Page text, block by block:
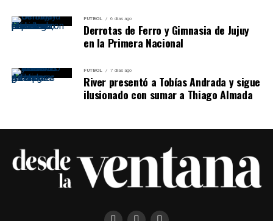
FUTBOL 6 días ago
Derrotas de Ferro y Gimnasia de Jujuy
en la Primera Nacional
FUTBOL 7 días ago
River presentó a Tobías Andrada y sigue
ilusionado con sumar a Thiago Almada